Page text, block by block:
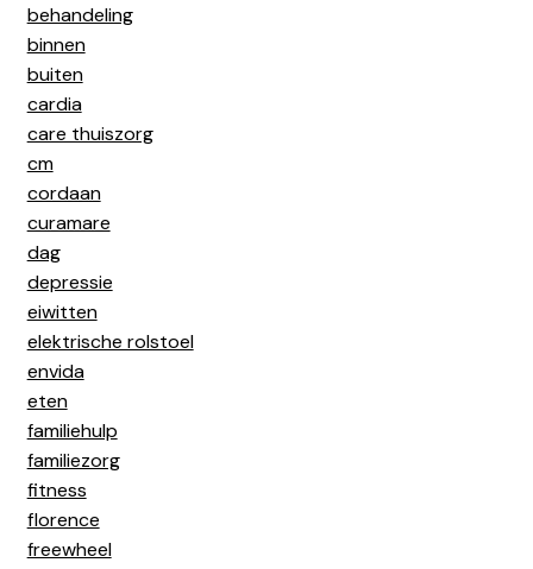
behandeling
binnen
buiten
cardia
care thuiszorg
cm
cordaan
curamare
dag
depressie
eiwitten
elektrische rolstoel
envida
eten
familiehulp
familiezorg
fitness
florence
freewheel